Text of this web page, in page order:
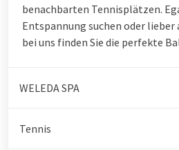
benachbarten Tennisplätzen.
Entspannung suchen oder
bei uns finden Sie die perfekte
WELEDA SPA
Tennis